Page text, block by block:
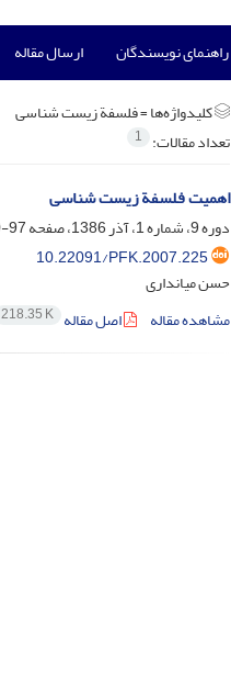
راهنمای نویسندگان ارسال مقاله
کلیدواژه‌ها =فلسفة زیست شناسی
تعداد مقالات: 1
اهمیت فلسفة زیست شناسی
دوره 9، شماره 1، آذر 1386، صفحه
97-120
10.22091/PFK.2007.225
حسن میانداری
مشاهده مقاله
اصل مقاله 218.35 K